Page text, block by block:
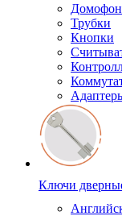
Трубки
Кнопки
Ключи